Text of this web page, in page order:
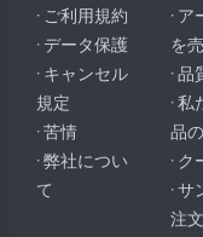
· ご利用規約
· データ保護
· キャンセル
規定
· 苦情
· 弊社につい
て
·
を
· 品
·
品
· ク
·
注